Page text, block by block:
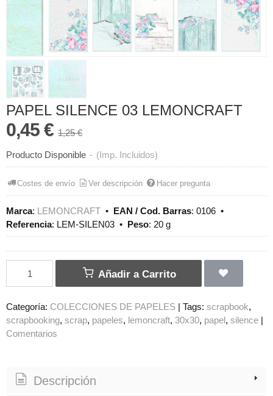
PAPEL SILENCE 03 LEMONCRAFT
0,45 € 1,25 €
Producto Disponible - (Imp. Incluidos)
Costes de envío Ver descripción Hacer pregunta
Marca: LEMONCRAFT • EAN / Cod. Barras: 0106 •
Referencia: LEM-SILEN03 • Peso: 20 g
Añadir a Carrito
Categoría: COLECCIONES DE PAPELES | Tags: scrapbook
scrapbooking scrap papeles lemoncraft 30x30 papel silence |
Comentarios
Descripción